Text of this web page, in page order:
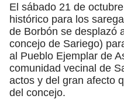
El sábado 21 de
histórico para los
de Borbón se desplazó
concejo de Sariego)
al Pueblo Ejemplar de
comunidad vecinal de
actos y del gran afecto
del concejo.